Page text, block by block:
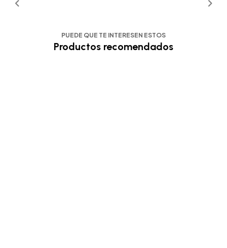
PUEDE QUE TE INTERESEN ESTOS
Productos recomendados